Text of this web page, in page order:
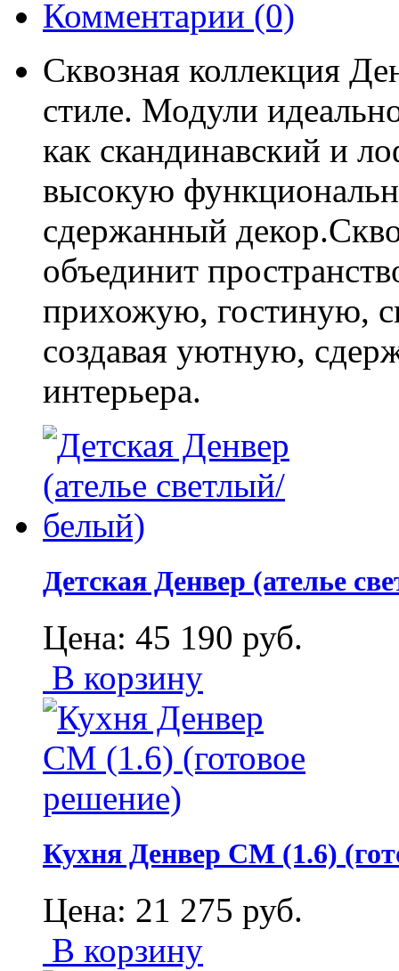
Комментарии (0)
Сквозная коллекция
стиле. Модули
как скандинавский и
высокую
сдержанный
объединит
прихожую, гостиную,
создавая уютную,
интерьера.
Детская Денвер (ателье
Цена: 45 190 руб.
В корзину
Кухня Денвер СМ (1.6)
Цена: 21 275 руб.
В корзину